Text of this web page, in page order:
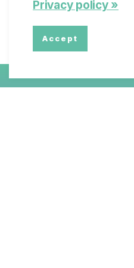
Privacy policy »
Accept